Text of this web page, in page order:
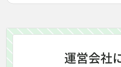
運営会社